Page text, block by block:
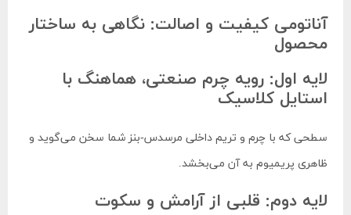
آناتومی کیفیت و اصالت: نگاهی به ساختار
محصول
لایه اول: رویه چرم صنعتی، هماهنگ با
استایل کلاسیک
سطحی که با چرم و تریم داخلی مرسدس-بنز شما سخن می‌گوید و
ظاهری پریمیوم به آن می‌بخشد.
لایه دوم: قلبی از آرامش و سکوت